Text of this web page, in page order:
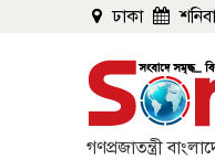
ঢাকা
গণপ্রজাতন্ত্রী